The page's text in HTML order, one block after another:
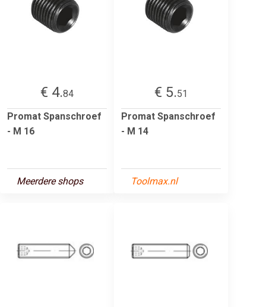
€ 4.84
Promat Spanschroef
- M 16
Meerdere shops
€ 5.51
Promat Spanschroef
- M 14
Toolmax.nl